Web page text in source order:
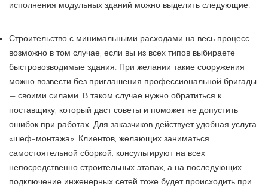
исполнения модульных зданий можно выделить следующие:
Строительство с минимальными расходами на весь процесс
возможно в том случае, если вы из всех типов выбираете
быстровозводимые здания. При желании такие сооружения
можно возвести без приглашения профессиональной бригады
— своими силами. В таком случае нужно обратиться к
поставщику, который даст советы и поможет не допустить
ошибок при работах. Для заказчиков действует удобная услуга
«шеф-монтажа». Клиентов, желающих заниматься
самостоятельной сборкой, консультируют на всех
непосредственно строительных этапах, а на последующих
подключение инженерных сетей тоже будет происходить при